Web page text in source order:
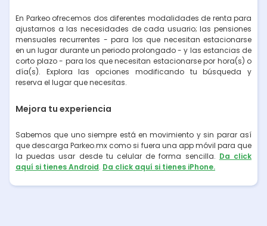
En Parkeo ofrecemos dos diferentes modalidades de renta para
ajustarnos a las necesidades de cada usuario; las pensiones
mensuales recurrentes - para los que necesitan estacionarse
en un lugar durante un periodo prolongado - y las estancias de
corto plazo - para los que necesitan estacionarse por hora(s) o
día(s). Explora las opciones modificando tu búsqueda y
reserva el lugar que necesitas.
Mejora tu experiencia
Sabemos que uno siempre está en movimiento y sin parar así
que descarga Parkeo.mx como si fuera una app móvil para que
la puedas usar desde tu celular de forma sencilla. Da click
aquí si tienes Android. Da click aquí si tienes iPhone.